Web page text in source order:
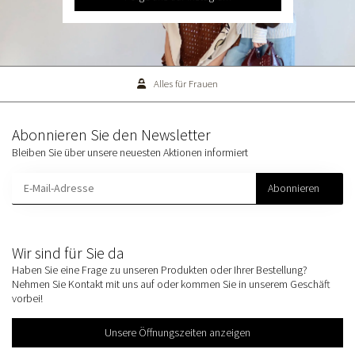
Alles für Frauen
Wir sind für Sie da
Haben Sie eine Frage zu unseren Produkten oder Ihrer Bestellung?
Nehmen Sie Kontakt mit uns auf oder kommen Sie in unserem Geschäft
vorbei!
Unsere Öffnungszeiten anzeigen
Abonnieren Sie den Newsletter
Bleiben Sie über unsere neuesten Aktionen informiert
Abonnieren